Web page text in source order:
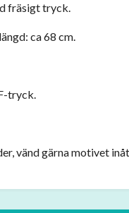
fräsigt tryck.
ca 68 cm.
tryck.
vänd gärna motivet